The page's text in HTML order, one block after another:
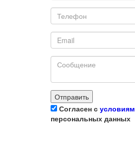
Согласен с
персональных данных